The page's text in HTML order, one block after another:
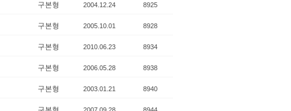
구본형 2004.12.24 8925
구본형 2005.10.01 8928
구본형 2010.06.23 8934
구본형 2006.05.28 8938
구본형 2003.01.21 8940